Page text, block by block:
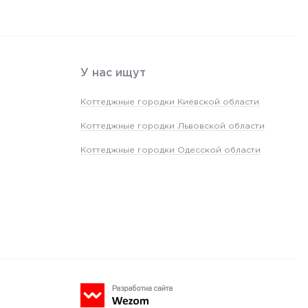
У нас ищут
Коттеджные городки Киевской области
Коттеджные городки Львовской области
Коттеджные городки Одесской области